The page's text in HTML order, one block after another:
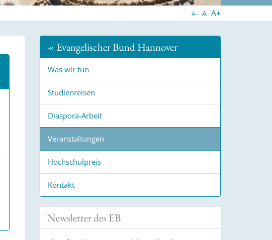
A- A A+
« Evangelischer Bund Hannover
Was wir tun
Studienreisen
Diaspora-Arbeit
Veranstaltungen
Hochschulpreis
Kontakt
Newsletter des EB